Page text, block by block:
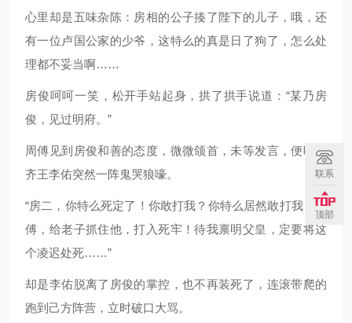
心里却是五味杂陈：房相的公子揍了陛下的儿子，哦，还
有一位卢国公家的少爷，这特么的真是日了狗了，怎么处
理都不妥当啊……
房俊呵呵一笑，松开手站起身，拱了拱手说道：“某乃房
俊，见过明府。”
周傅见到房俊和善的态度，微微颌首，未等发言，便听得
齐王李佑突然一阵鬼哭狼嚎。
“房二，你特么死定了！你敢打我？你特么居然敢打我？周
傅，给老子抓住他，打入死牢！待我禀明父皇，定要将这
个凌迟处死……”
却是李佑脱离了房俊的掌控，也不再装死了，连滚带爬的
跑到己方阵营，立时破口大骂。
联系
顶部